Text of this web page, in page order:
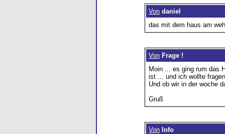
Von daniel
das mit dem haus am
Von Frage !
Moin ... es ging rum das
ist ... und ich wollte
Und ob wir in der woche
Gruß
Von Info